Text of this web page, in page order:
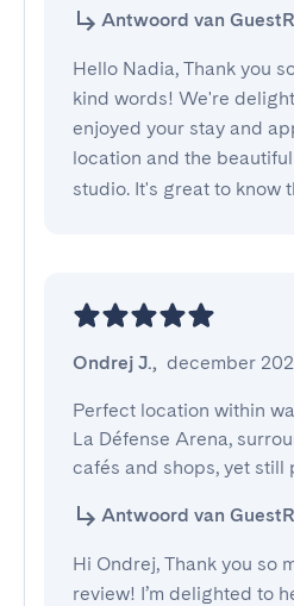
Antwoord van
Hello Nadia, Thank you
kind words! We're
enjoyed your stay and
location and the
studio. It's great to know
Ondrej J., december
Perfect location within
La Défense Arena,
cafés and shops, yet still
Antwoord van
Hi Ondrej, Thank you so
review! I’m delighted to